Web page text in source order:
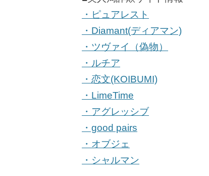
・ピュアレスト
・Diamant(ディアマン)
・ツヴァイ（偽物）
・ルチア
・恋文(KOIBUMI)
・LimeTime
・アグレッシブ
・good pairs
・オブジェ
・シャルマン